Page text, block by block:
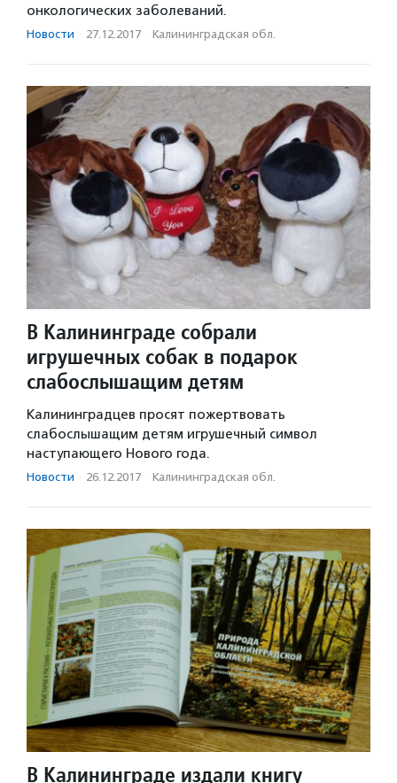
онкологических заболеваний.
Новости · 27.12.2017 · Калининградская обл.
В Калининграде собрали
игрушечных собак в подарок
слабослышащим детям
Калининградцев просят пожертвовать
слабослышащим детям игрушечный символ
наступающего Нового года.
Новости · 26.12.2017 · Калининградская обл.
В Калининграде издали книгу